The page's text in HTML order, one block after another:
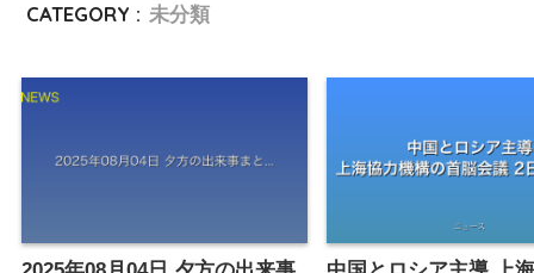
CATEGORY : 未分類